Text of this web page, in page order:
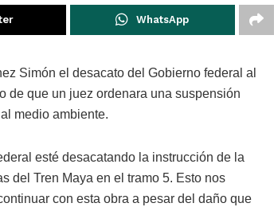
WhatsApp
Simón el desacato del Gobierno federal al
de que un juez ordenara una suspensión
medio ambiente.
esté desacatando la instrucción de la
del Tren Maya en el tramo 5. Esto nos
con esta obra a pesar del daño que